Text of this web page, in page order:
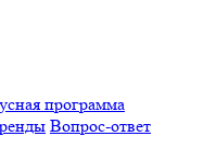
программа
Вопрос-ответ